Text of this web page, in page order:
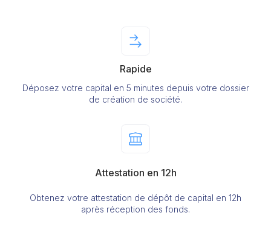
Rapide
Déposez votre capital en 5 minutes depuis votre dossier
de création de société.
Attestation en 12h
Obtenez votre attestation de dépôt de capital en 12h
après réception des fonds.